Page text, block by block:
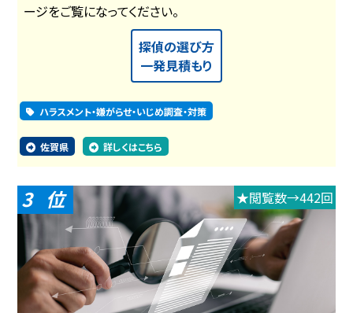
ージをご覧になってください。
探偵の選び方
一発見積もり
ハラスメント・嫌がらせ・いじめ調査・対策
佐賀県 詳しくはこちら
3 ★閲覧数→442回